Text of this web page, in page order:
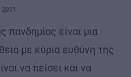
2021
πανδημίας είναι μια
με κύρια ευθύνη της
να πείσει και να